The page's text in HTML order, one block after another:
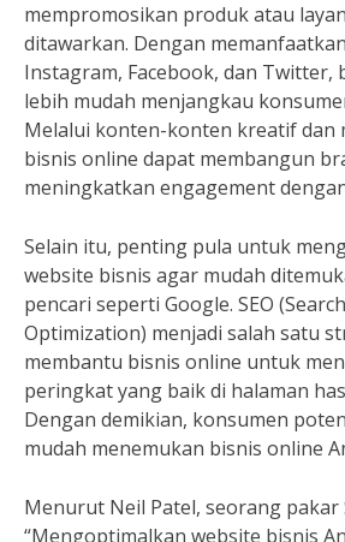
mempromosikan produk atau
ditawarkan. Dengan
Instagram, Facebook, dan Twitter,
lebih mudah menjangkau
Melalui konten-konten kreatif dan
bisnis online dapat membangun
meningkatkan engagement
Selain itu, penting pula untuk
website bisnis agar mudah
pencari seperti Google. SEO
Optimization) menjadi salah satu
membantu bisnis online untuk
peringkat yang baik di halaman
Dengan demikian, konsumen
mudah menemukan bisnis online
Menurut Neil Patel, seorang pakar
“Mengoptimalkan website bisnis